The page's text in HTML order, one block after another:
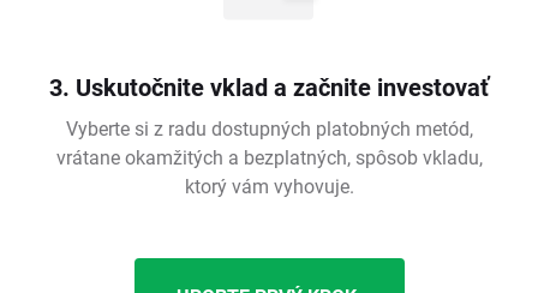
3. Uskutočnite vklad a začnite investovať
Vyberte si z radu dostupných platobných metód,
vrátane okamžitých a bezplatných, spôsob vkladu,
ktorý vám vyhovuje.